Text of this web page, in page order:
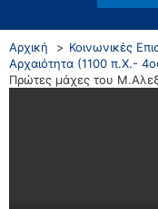
Αρχική Κοινωνικές
Αρχαιότητα (1100 π.Χ.-
Πρώτες μάχες του